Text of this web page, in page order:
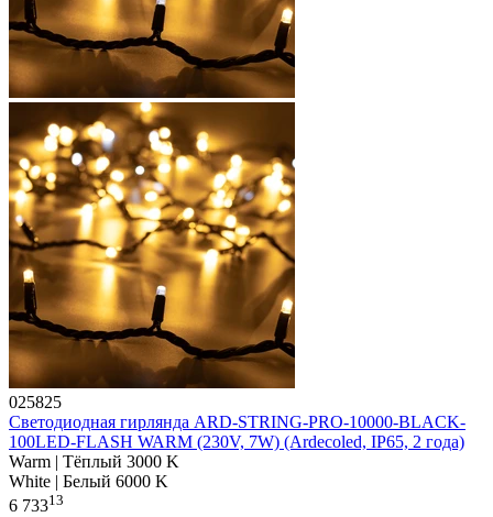
025825
Светодиодная гирлянда ARD-STRING-PRO-10000-BLACK-
100LED-FLASH WARM (230V, 7W) (Ardecoled, IP65, 2 года)
Warm | Тёплый 3000 K
White | Белый 6000 K
6 73313